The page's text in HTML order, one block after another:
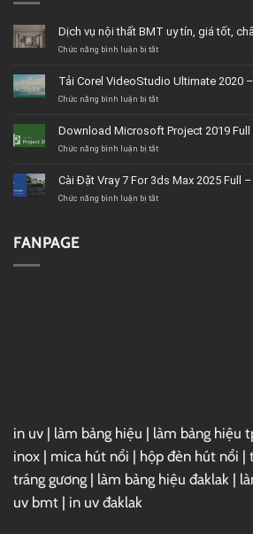
Dịch vụ nội thất BMT uy tín, giá tốt,
Chức năng bình luận bị tắtở
nội
thất
tín,
giá
lượng
Tải Corel VideoStudio Ultimate 2020
Chức năng bình luận bị tắtở
VideoStudio
Ultimate
Link
GG
Download Microsoft Project 2019 Full
Chức năng bình luận bị tắtở
Project
2019
Cài Đặt Vray 7 For 3ds Max 2025 Full
Chức năng bình luận bị tắtở
FANPAGE
in uv | làm bảng hiệu | làm bảng hiệu
inox | mica hút nổi | hộp đèn hút nổi |
tráng gương | làm bảng hiệu đaklak |
uv bmt | in uv đaklak